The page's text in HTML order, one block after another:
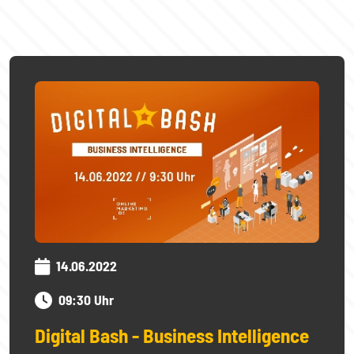
14.06.2022
09:30 Uhr
Digital Bash - Business Intelligence